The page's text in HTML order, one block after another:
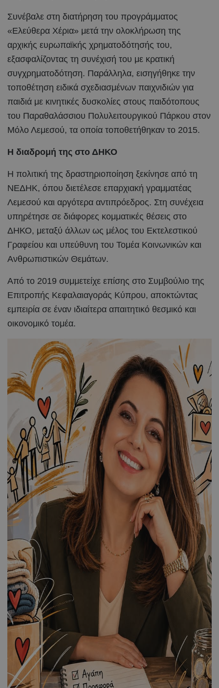
Συνέβαλε στη διατήρηση του προγράμματος
«Ελεύθερα Χέρια» μετά την ολοκλήρωση της
αρχικής ευρωπαϊκής χρηματοδότησής του,
εξασφαλίζοντας τη συνέχισή του με κρατική
συγχρηματοδότηση. Παράλληλα, εισηγήθηκε την
τοποθέτηση ειδικά σχεδιασμένων παιχνιδιών για
παιδιά με κινητικές δυσκολίες στους παιδότοπους
του Παραθαλάσσιου Πολυλειτουργικού Πάρκου στον
Μόλο Λεμεσού, τα οποία τοποθετήθηκαν το 2015.
Η διαδρομή της στο ΔΗΚΟ
Η πολιτική της δραστηριοποίηση ξεκίνησε από τη
ΝΕΔΗΚ, όπου διετέλεσε επαρχιακή γραμματέας
Λεμεσού και αργότερα αντιπρόεδρος. Στη συνέχεια
υπηρέτησε σε διάφορες κομματικές θέσεις στο
ΔΗΚΟ, μεταξύ άλλων ως μέλος του Εκτελεστικού
Γραφείου και υπεύθυνη του Τομέα Κοινωνικών και
Ανθρωπιστικών Θεμάτων.
Από το 2019 συμμετείχε επίσης στο Συμβούλιο της
Επιτροπής Κεφαλαιαγοράς Κύπρου, αποκτώντας
εμπειρία σε έναν ιδιαίτερα απαιτητικό θεσμικό και
οικονομικό τομέα.